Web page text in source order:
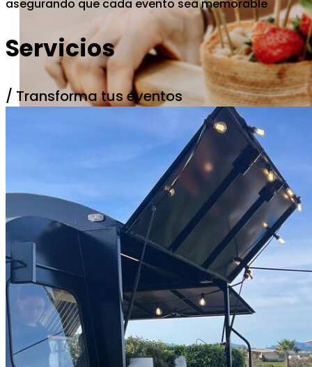
asegurando que cada evento sea memorable
Servicios
/ Transforma tus eventos